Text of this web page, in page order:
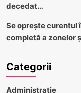
decedat…
Se oprește curentul
completă a zonelor
Categorii
Administratie